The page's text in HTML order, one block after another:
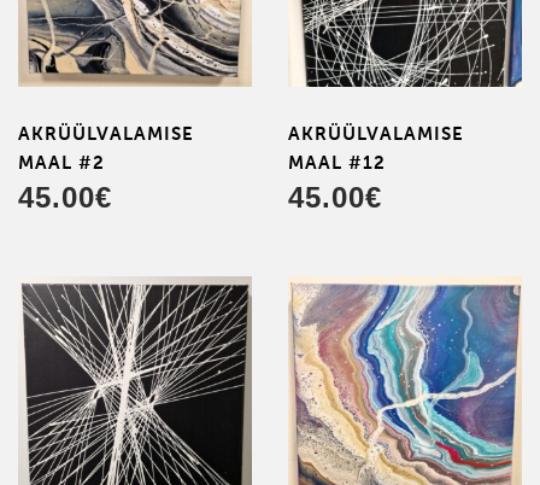
AKRÜÜL­VALAMISE
MAAL #2
45.00€
AKRÜÜL­VALAMISE
MAAL #12
45.00€